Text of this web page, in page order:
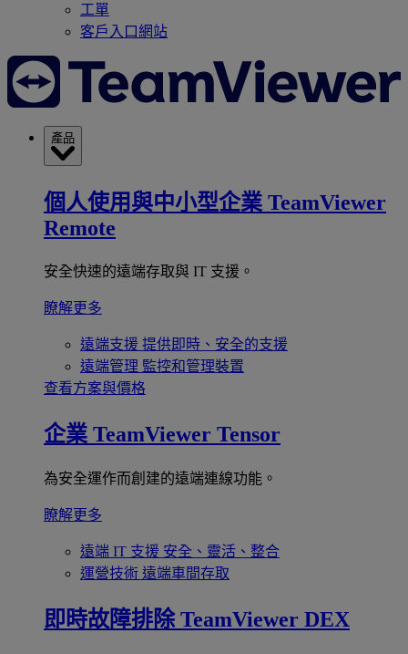
工單
客戶入口網站
產品
個人使用與中小型企業 TeamViewer
Remote
安全快速的遠端存取與 IT 支援。
瞭解更多
遠端支援 提供即時、安全的支援
遠端管理 監控和管理裝置
查看方案與價格
企業 TeamViewer Tensor
為安全運作而創建的遠端連線功能。
瞭解更多
遠端 IT 支援 安全、靈活、整合
運營技術 遠端車間存取
即時故障排除 TeamViewer DEX